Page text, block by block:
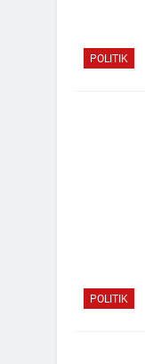
POLITIK
POLITIK